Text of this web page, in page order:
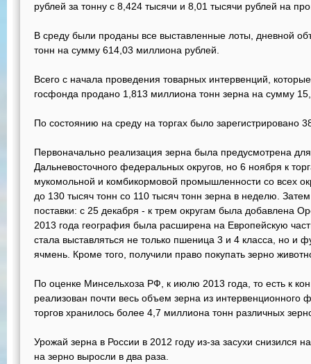
рублей за тонну с 8,424 тысячи и 8,01 тысячи рублей на
В среду были проданы все выставленные лоты, дневной
тонн на сумму 614,03 миллиона рублей.
Всего с начала проведения товарных интервенций,
госфонда продано 1,813 миллиона тонн зерна на сумму
По состоянию на среду на торгах было зарегистрировано
Первоначально реализация зерна была предусмотрена
Дальневосточного федеральных округов, но 6 ноября к
мукомольной и комбикормовой промышленности со всех
до 130 тысяч тонн со 110 тысяч тонн зерна в неделю.
поставки: с 25 декабря - к трем округам была добавлена
2013 года география была расширена на Европейскую
стала выставляться не только пшеница 3 и 4 класса, но и
ячмень. Кроме того, получили право покупать зерно
По оценке Минсельхоза РФ, к июлю 2013 года, то есть к
реализован почти весь объем зерна из
торгов хранилось более 4,7 миллиона тонн различных
Урожай зерна в России в 2012 году из-за засухи снизился
на зерно выросли в два раза.